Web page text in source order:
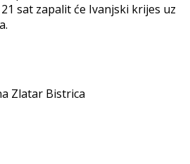
sat zapalit će Ivanjski krijes uz
Zlatar Bistrica